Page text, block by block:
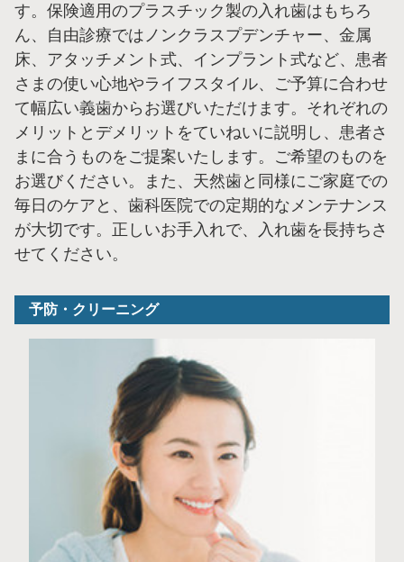
す。保険適用のプラスチック製の入れ歯はもちろ
ん、自由診療ではノンクラスプデンチャー、金属
床、アタッチメント式、インプラント式など、患者
さまの使い心地やライフスタイル、ご予算に合わせ
て幅広い義歯からお選びいただけます。それぞれの
メリットとデメリットをていねいに説明し、患者さ
まに合うものをご提案いたします。ご希望のものを
お選びください。また、天然歯と同様にご家庭での
毎日のケアと、歯科医院での定期的なメンテナンス
が大切です。正しいお手入れで、入れ歯を長持ちさ
せてください。
予防・クリーニング